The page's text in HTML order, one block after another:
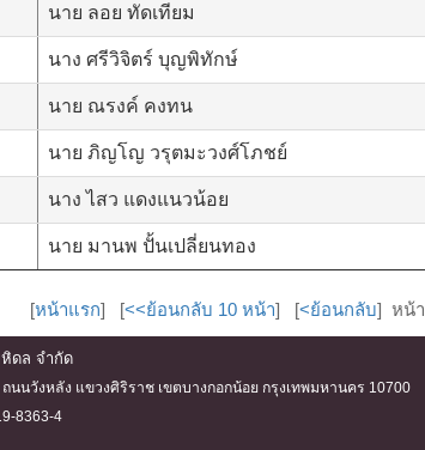
นาย ลอย ทัดเทียม
นาง ศรีวิจิตร์ บุญพิทักษ์
นาย ณรงค์ คงทน
นาย ภิญโญ วรุตมะวงศ์โภชย์
นาง ไสว แดงแนวน้อย
นาย มานพ ปั้นเปลี่ยนทอง
[หน้าแรก] [<<ย้อนกลับ 10 หน้า] [<ย้อนกลับ] หน้า
ดล จำกัด
นนวังหลัง แขวงศิริราช เขตบางกอกน้อย กรุงเทพมหานคร 10700
8363-4